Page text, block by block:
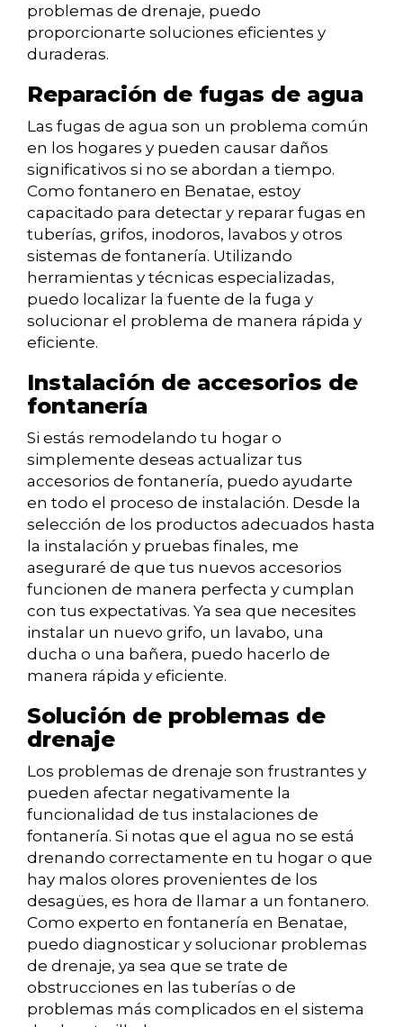
problemas de drenaje, puedo
proporcionarte soluciones eficientes y
duraderas.
Reparación de fugas de agua
Las fugas de agua son un problema común
en los hogares y pueden causar daños
significativos si no se abordan a tiempo.
Como fontanero en Benatae, estoy
capacitado para detectar y reparar fugas en
tuberías, grifos, inodoros, lavabos y otros
sistemas de fontanería. Utilizando
herramientas y técnicas especializadas,
puedo localizar la fuente de la fuga y
solucionar el problema de manera rápida y
eficiente.
Instalación de accesorios de
fontanería
Si estás remodelando tu hogar o
simplemente deseas actualizar tus
accesorios de fontanería, puedo ayudarte
en todo el proceso de instalación. Desde la
selección de los productos adecuados hasta
la instalación y pruebas finales, me
aseguraré de que tus nuevos accesorios
funcionen de manera perfecta y cumplan
con tus expectativas. Ya sea que necesites
instalar un nuevo grifo, un lavabo, una
ducha o una bañera, puedo hacerlo de
manera rápida y eficiente.
Solución de problemas de
drenaje
Los problemas de drenaje son frustrantes y
pueden afectar negativamente la
funcionalidad de tus instalaciones de
fontanería. Si notas que el agua no se está
drenando correctamente en tu hogar o que
hay malos olores provenientes de los
desagües, es hora de llamar a un fontanero.
Como experto en fontanería en Benatae,
puedo diagnosticar y solucionar problemas
de drenaje, ya sea que se trate de
obstrucciones en las tuberías o de
problemas más complicados en el sistema